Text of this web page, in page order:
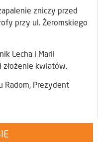
zniczy przed
przy ul. Żeromskiego
Lecha i Marii
złożenie kwiatów.
Radom, Prezydent